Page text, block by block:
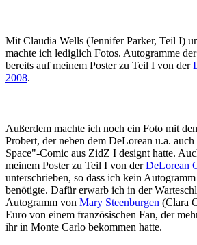
Mit Claudia Wells (Jennifer Parker, Teil I)
machte ich lediglich Fotos. Autogramme
bereits auf meinem Poster zu Teil I von der
2008.
Außerdem machte ich noch ein Foto mit
Probert, der neben dem DeLorean u.a.
Space"-Comic aus ZidZ I designt hatte.
meinem Poster zu Teil I von derDeLorean
unterschrieben, so dass ich kein
benötigte. Dafür erwarb ich in der
Autogramm von Mary Steenburgen (Clara
Euro von einem französischen Fan, der
ihr in Monte Carlo bekommen hatte.